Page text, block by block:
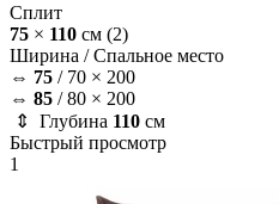
Сплит
75 × 110 см (2)
Ширина /Спальное место
⇔ 75 / 70 × 200
⇔ 85 /80 × 200
⇕ Глубина 110 см
Быстрый просмотр
1